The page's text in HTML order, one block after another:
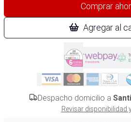
Comprar
Agregar al
Despacho domicilio a
Revisar disponibilidad